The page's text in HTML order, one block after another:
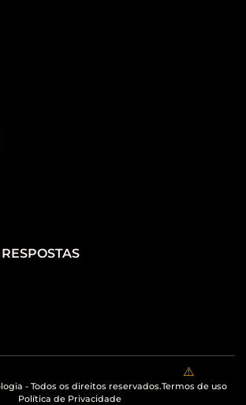
- Todos os direitos reservados.Termos de uso
Política de Privacidade